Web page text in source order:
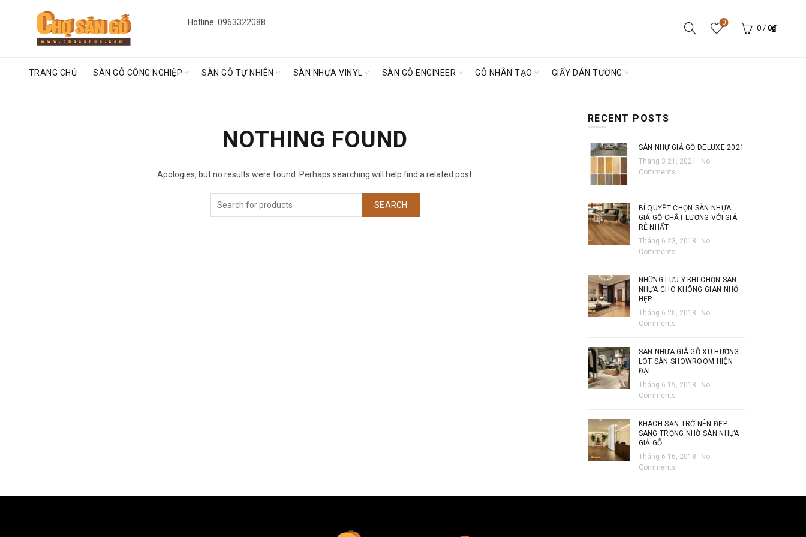
Hotline: 0963322088 0
0 / 0₫
TRANG CHỦ SÀN GỖ CÔNG NGHIỆP SÀN GỖ TỰ NHIÊN SÀN NHỰA VINYL SÀN GỖ ENGINEER GỖ NHÂN TẠO GIẤY DÁN TƯỜNG
NOTHING FOUND
Apologies, but no results were found. Perhaps searching will help find a related post.
SEARCH
RECENT POSTS
SÀN NHỰ GIẢ GỖ DELUXE 2021
Tháng 3 21, 2021
No
Comments
BÍ QUYẾT CHỌN SÀN NHỰA
GIẢ GỖ CHẤT LƯỢNG VỚI GIÁ
RẺ NHẤT
Tháng 6 23, 2018
No
Comments
NHỮNG LƯU Ý KHI CHỌN SÀN
NHỰA CHO KHÔNG GIAN NHỎ
HẸP
Tháng 6 20, 2018
No
Comments
SÀN NHỰA GIẢ GỖ XU HƯỚNG
LÓT SÀN SHOWROOM HIỆN
ĐẠI
Tháng 6 19, 2018
No
Comments
KHÁCH SẠN TRỞ NÊN ĐẸP
SANG TRỌNG NHỜ SÀN NHỰA
GIẢ GỖ
Tháng 6 16, 2018
No
Comments